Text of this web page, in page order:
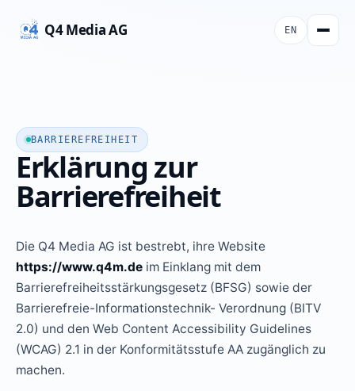
Q4 Media AG EN
BARRIEREFREIHEIT
Erklärung zur
Barrierefreiheit
Die Q4 Media AG ist bestrebt, ihre Website
https://www.q4m.de im Einklang mit dem
Barrierefreiheitsstärkungsgesetz (BFSG) sowie der
Barrierefreie-Informationstechnik- Verordnung (BITV
2.0) und den Web Content Accessibility Guidelines
(WCAG) 2.1 in der Konformitätsstufe AA zugänglich zu
machen.